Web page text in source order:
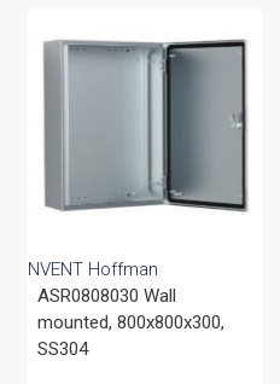
NVENT Hoffman
ASR0808030 Wall
mounted, 800x800x300,
SS304